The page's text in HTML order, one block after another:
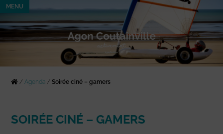
MENU
/Agenda /Soirée ciné – gamers
SOIRÉE CINÉ – GAMERS